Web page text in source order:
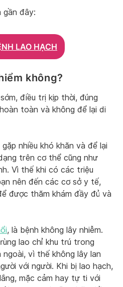
gần đây:
LAO HẠCH
không?
điều trị kịp thời, đúng
toàn và không để lại di
nhiều khó khăn và để lại
trên cơ thể cũng như
Vì thế khi có các triệu
nên đến các cơ sở y tế,
được thăm khám đầy đủ và
, là bệnh không lây nhiễm.
lao chỉ khu trú trong
vì thế không lây lan
với người. Khi bị lao hạch,
mặc cảm hay tự ti với